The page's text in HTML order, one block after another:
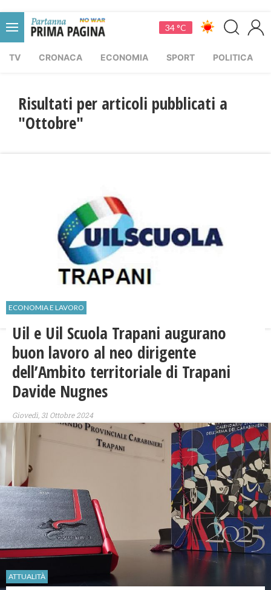
34 °C
TV CRONACA ECONOMIA SPORT POLITICA
Risultati per articoli pubblicati a
"Ottobre"
ECONOMIA E LAVORO
Uil e Uil Scuola Trapani augurano
buon lavoro al neo dirigente
dell’Ambito territoriale di Trapani
Davide Nugnes
Giovedì, 31 Ottobre 2024
ATTUALITÀ